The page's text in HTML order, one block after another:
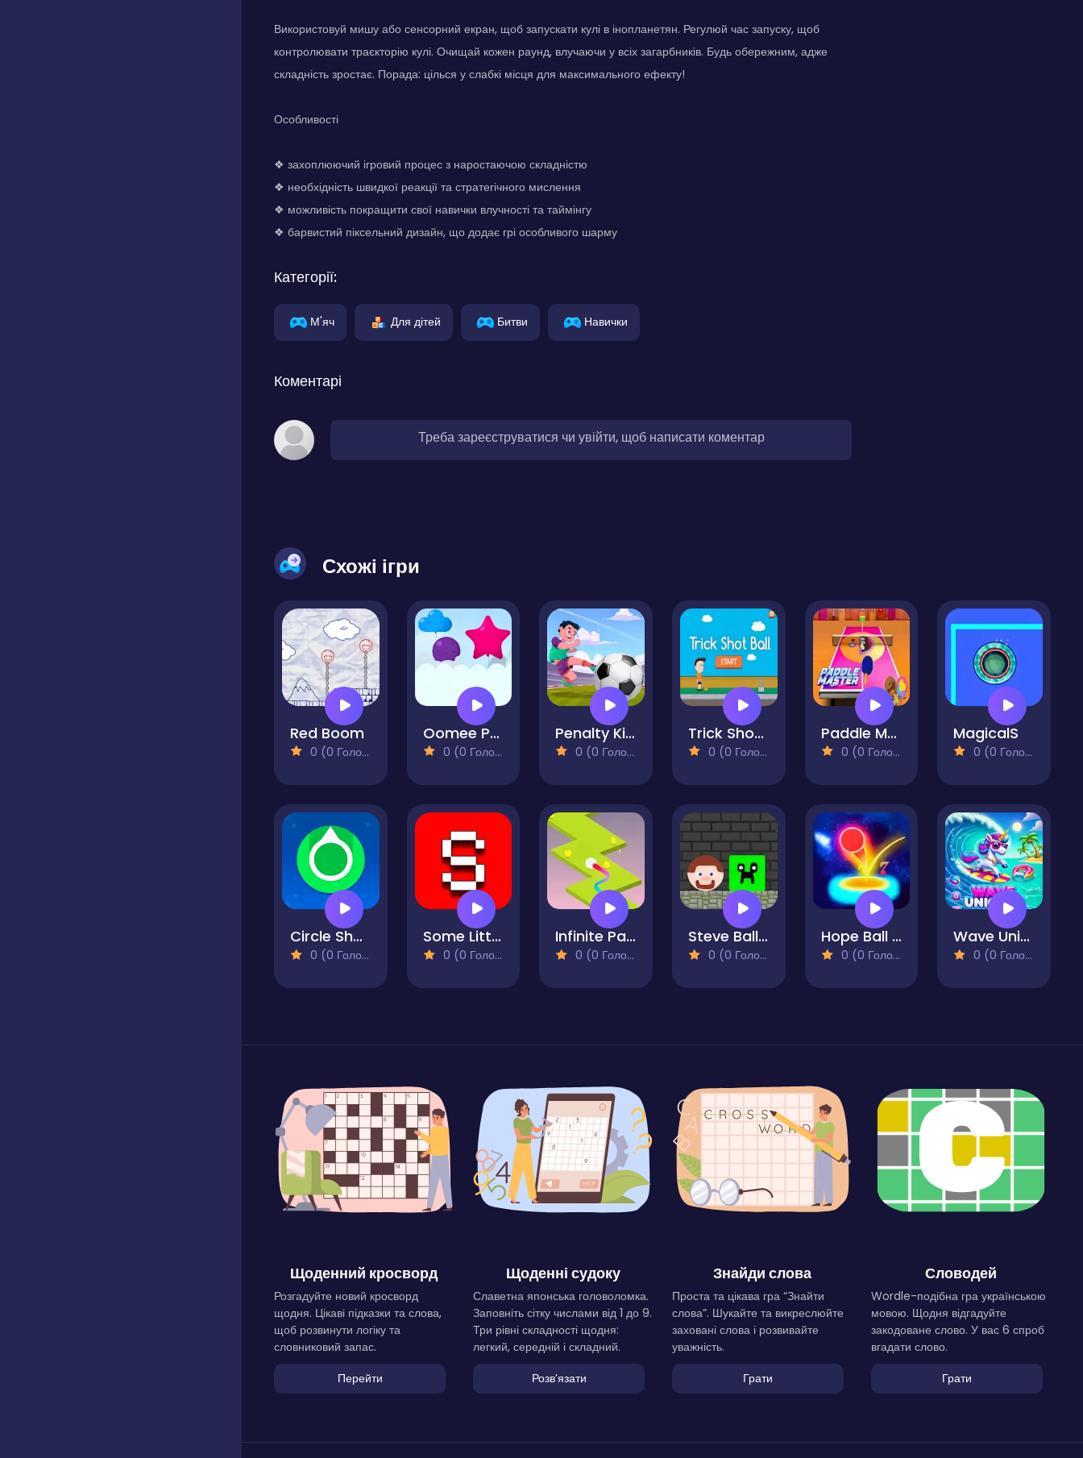
Використовуй мишу або сенсорний екран, щоб запускати кулі в інопланетян. Регулюй час запуску, щоб
контролювати траєкторію кулі. Очищай кожен раунд, влучаючи у всіх загарбників. Будь обережним, адже
складність зростає. Порада: цілься у слабкі місця для максимального ефекту!
Особливості
❖ захоплюючий ігровий процес з наростаючою складністю
❖ необхідність швидкої реакції та стратегічного мислення
❖ можливість покращити свої навички влучності та таймінгу
❖ барвистий піксельний дизайн, що додає грі особливого шарму
Категорії:
М'яч Для дітей Битви Навички
Коментарі
Треба зареєструватися чи увійти, щоб написати коментар
Схожі ігри
Red Boom
0 (0 Голосів)
Oomee Pop
0 (0 Голосів)
Penalty Kick Target
0 (0 Голосів)
Trick Shot Ball Pro
0 (0 Голосів)
Paddle Master
0 (0 Голосів)
MagicalS
0 (0 Голосів)
Circle Shooter
0 (0 Голосів)
Some Little Bosses
0 (0 Голосів)
Infinite Path
0 (0 Голосів)
Steve Ball Temple
0 (0 Голосів)
Hope Ball Bouncy Ball
0 (0 Голосів)
Wave Unicorn
0 (0 Голосів)
Щоденний кросворд
Розгадуйте новий кросворд
щодня. Цікаві підказки та слова,
щоб розвинути логіку та
словниковий запас.
Перейти
Щоденні судоку
Славетна японська головоломка.
Заповніть сітку числами від 1 до 9.
Три рівні складності щодня:
легкий, середній і складний.
Розвʼязати
Знайди слова
Проста та цікава гра “Знайти
слова”. Шукайте та викреслюйте
заховані слова і розвивайте
уважність.
Грати
Словодей
Wordle-подібна гра українською
мовою. Щодня відгадуйте
закодоване слово. У вас 6 спроб
вгадати слово.
Грати